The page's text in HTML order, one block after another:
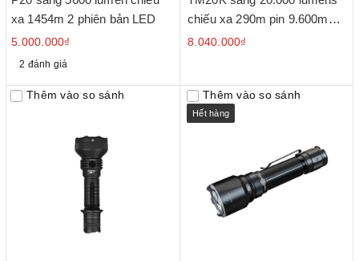
xa 1454m 2 phiên bản LED
5.000.000₫
2 đánh giá
chiếu xa 290m pin 9.600mAh
công tắc phản ứng nhanh
8.040.000₫
Thêm vào so sánh Thêm vào so sánh
Hết hàng